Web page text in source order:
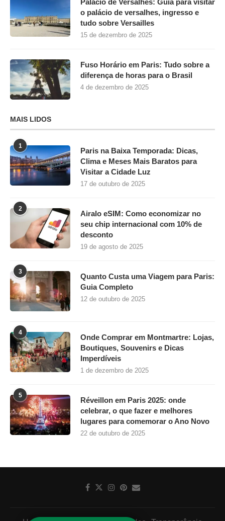
Palácio de Versalhes: Guia para visitar
o palácio de versalhes, ingresso e
tudo sobre Versailles
15 de dezembro de 2025
Fuso Horário em Paris: Tudo sobre a
diferença de horas para o Brasil
4 de dezembro de 2025
MAIS LIDOS
1
Paris na Baixa Temporada: Dicas,
Clima e Meses Mais Baratos para
Visitar a Cidade Luz
17 de outubro de 2025
2
Airalo eSIM: Como economizar no
seu chip internacional com 10% de
desconto
19 de agosto de 2025
3
Quanto Custa uma Viagem para Paris:
Guia Completo
12 de outubro de 2025
4
Onde Comprar em Montmartre: Lojas,
Boutiques, Souvenirs e Dicas
Imperdíveis
1 de dezembro de 2025
5
Réveillon em Paris 2025: onde
celebrar, o que fazer e melhores
lugares para comemorar o Ano Novo
22 de outubro de 2025